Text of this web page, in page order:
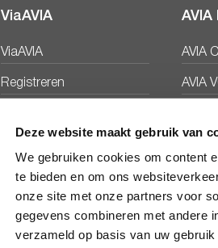
Deze website maakt gebruik van
We gebruiken cookies om content
te bieden en om ons
onze site met onze partners voor
gegevens combineren met andere
verzameld op basis van uw
ViaAVIA
ViaAVIA
Registreren
AVIA
AVIA
AVIA